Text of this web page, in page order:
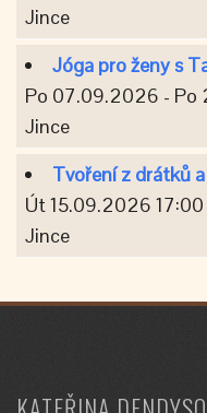
Jince
Jóga pro ženy s
Po 07.09.2026 - Po
Jince
Tvoření z drátků
Út 15.09.2026 17:00
Jince